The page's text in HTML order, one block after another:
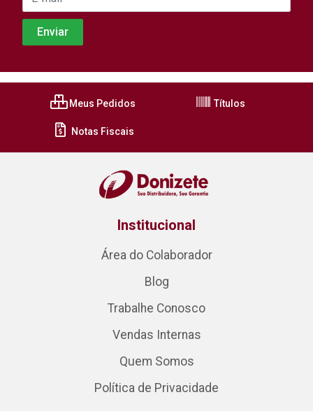
Meus Pedidos Títulos
Notas Fiscais
Institucional
Área do Colaborador
Blog
Trabalhe Conosco
Vendas Internas
Quem Somos
Política de Privacidade